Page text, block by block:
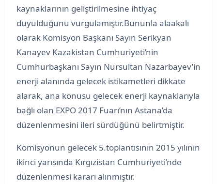
kaynaklarının geliştirilmesine ihtiyaç
duyulduğunu vurgulamıştır.Bununla alaakalı
olarak Komisyon Başkanı Sayın Serikyan
Kanayev Kazakistan Cumhuriyeti’nin
Cumhurbaşkanı Sayın Nursultan Nazarbayev’in
enerji alanında gelecek istikametleri dikkate
alarak, ana konusu gelecek enerji kaynaklarıyla
bağlı olan EXPO 2017 Fuarı’nın Astana’da
düzenlenmesini ileri sürdüğünü belirtmiştir.
Komisyonun gelecek 5.toplantısının 2015 yılının
ikinci yarısında Kırgızistan Cumhuriyeti’nde
düzenlenmesi kararı alınmıştır.